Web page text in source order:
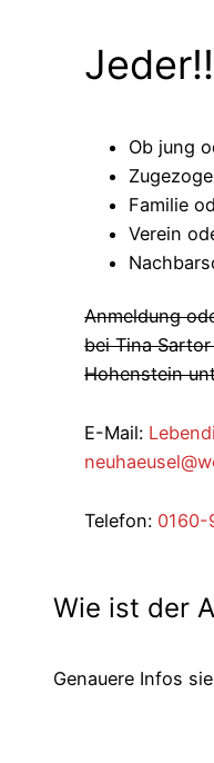
Ob jung
Familie
Verein
Anmeldung
bei Tina
Hohenstein
E-Mail:
Telefon: 0160-
Wie ist der
Genauere Infos